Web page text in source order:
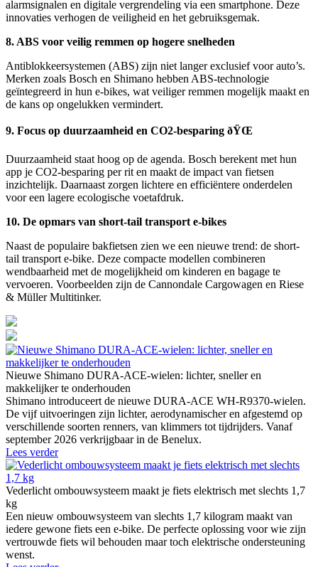
alarmsignalen en digitale vergrendeling via een smartphone. Deze
innovaties verhogen de veiligheid en het gebruiksgemak.
8. ABS voor veilig remmen op hogere snelheden
Antiblokkeersystemen (ABS) zijn niet langer exclusief voor auto’s.
Merken zoals Bosch en Shimano hebben ABS-technologie
geïntegreerd in hun e-bikes, wat veiliger remmen mogelijk maakt en
de kans op ongelukken vermindert.
9. Focus op duurzaamheid en CO2-besparing ðŸŒ
Duurzaamheid staat hoog op de agenda. Bosch berekent met hun
app je CO2-besparing per rit en maakt de impact van fietsen
inzichtelijk. Daarnaast zorgen lichtere en efficiëntere onderdelen
voor een lagere ecologische voetafdruk.
10. De opmars van short-tail transport e-bikes
Naast de populaire bakfietsen zien we een nieuwe trend: de short-
tail transport e-bike. Deze compacte modellen combineren
wendbaarheid met de mogelijkheid om kinderen en bagage te
vervoeren. Voorbeelden zijn de Cannondale Cargowagen en Riese
& Müller Multitinker.
Nieuwe Shimano DURA-ACE-wielen: lichter, sneller en
makkelijker te onderhouden
Shimano introduceert de nieuwe DURA-ACE WH-R9370-wielen.
De vijf uitvoeringen zijn lichter, aerodynamischer en afgestemd op
verschillende soorten renners, van klimmers tot tijdrijders. Vanaf
september 2026 verkrijgbaar in de Benelux.
Lees verder
Vederlicht ombouwsysteem maakt je fiets elektrisch met slechts 1,7
kg
Een nieuw ombouwsysteem van slechts 1,7 kilogram maakt van
iedere gewone fiets een e-bike. De perfecte oplossing voor wie zijn
vertrouwde fiets wil behouden maar toch elektrische ondersteuning
wenst.